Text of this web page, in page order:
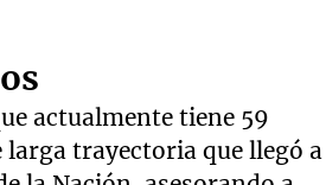
actualmente tiene 59
larga trayectoria que llegó a